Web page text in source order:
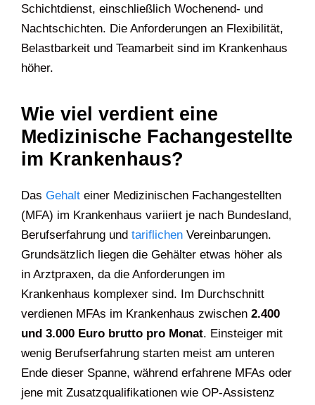
Schichtdienst, einschließlich Wochenend- und
Nachtschichten. Die Anforderungen an Flexibilität,
Belastbarkeit und Teamarbeit sind im Krankenhaus
höher.
Wie viel verdient eine
Medizinische Fachangestellte
im Krankenhaus?
Das Gehalt einer Medizinischen Fachangestellten
(MFA) im Krankenhaus variiert je nach Bundesland,
Berufserfahrung und tariflichen Vereinbarungen.
Grundsätzlich liegen die Gehälter etwas höher als
in Arztpraxen, da die Anforderungen im
Krankenhaus komplexer sind. Im Durchschnitt
verdienen MFAs im Krankenhaus zwischen 2.400
und 3.000 Euro brutto pro Monat. Einsteiger mit
wenig Berufserfahrung starten meist am unteren
Ende dieser Spanne, während erfahrene MFAs oder
jene mit Zusatzqualifikationen wie OP-Assistenz